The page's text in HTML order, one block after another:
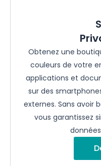
Obtenez une
couleurs de votre
applications et
sur des
externes. Sans avoir
vous garantissez